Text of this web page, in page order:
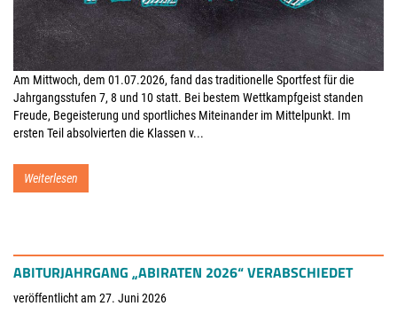
Am Mittwoch, dem 01.07.2026, fand das traditionelle Sportfest für die
Jahrgangsstufen 7, 8 und 10 statt. Bei bestem Wettkampfgeist standen
Freude, Begeisterung und sportliches Miteinander im Mittelpunkt. Im
ersten Teil absolvierten die Klassen v...
Weiterlesen
ABITURJAHRGANG „ABIRATEN 2026“ VERABSCHIEDET
veröffentlicht am 27. Juni 2026